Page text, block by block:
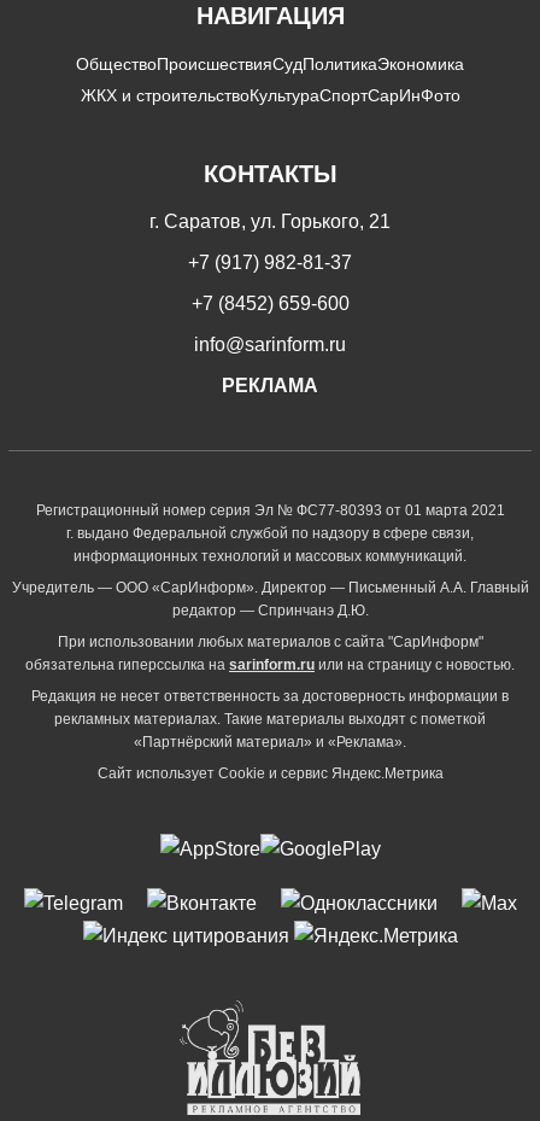
НАВИГАЦИЯ
ОбществоПроисшествияСудПолитикаЭкономика
ЖКХ и строительствоКультураСпортСарИнФото
КОНТАКТЫ
г. Саратов, ул. Горького, 21
+7 (917) 982-81-37
+7 (8452) 659-600
info@sarinform.ru
РЕКЛАМА
Регистрационный номер серия Эл № ФС77-80393 от 01 марта 2021
г. выдано Федеральной службой по надзору в сфере связи,
информационных технологий и массовых коммуникаций.
Учредитель — ООО «СарИнформ». Директор — Письменный А.А. Главный
редактор — Спринчанэ Д.Ю.
При использовании любых материалов с сайта "СарИнформ"
обязательна гиперссылка на sarinform.ru или на страницу с новостью.
Редакция не несет ответственность за достоверность информации в
рекламных материалах. Такие материалы выходят с пометкой
«Партнёрский материал» и «Реклама».
Сайт использует Cookie и сервиc Яндекс.Метрика